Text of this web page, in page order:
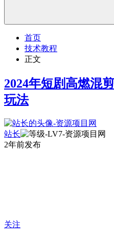
首页
技术教程
正文
2024年短剧高燃混
玩法
站长
2年前发布
关注